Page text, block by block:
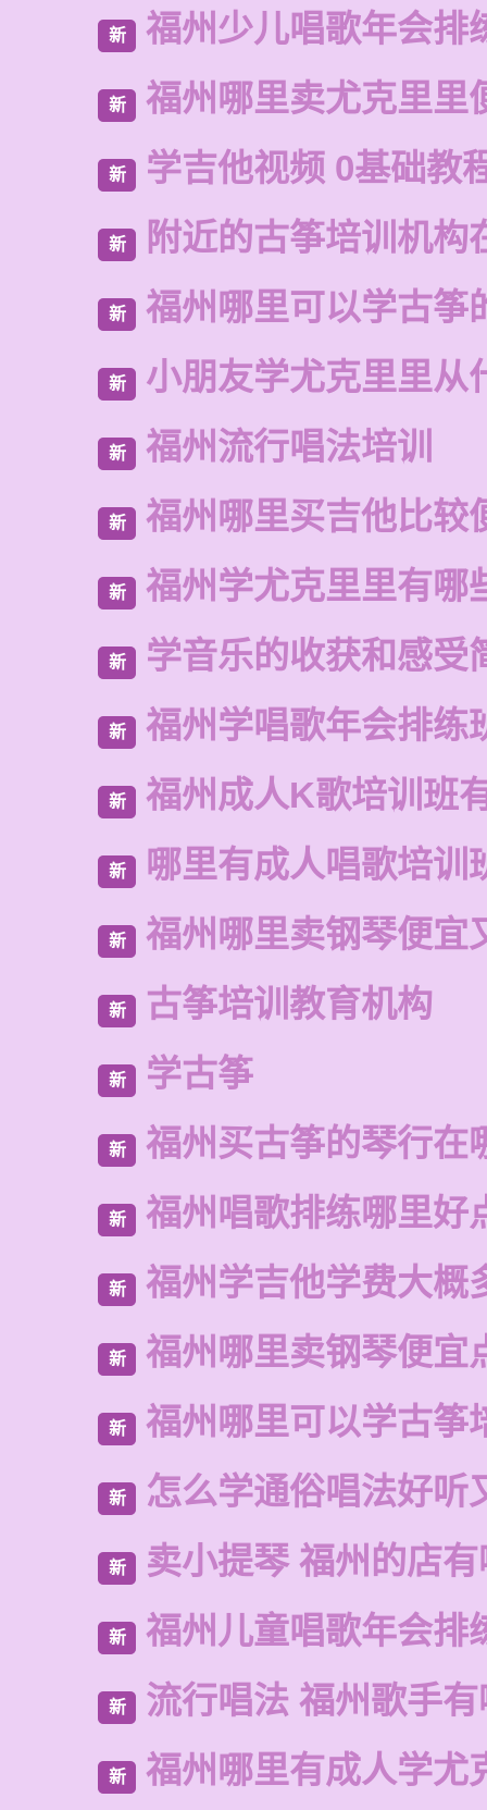
新 福州少儿唱歌年会排
新 福州哪里卖尤克里里
新 学吉他视频 0基础教
新 附近的古筝培训机构
新 福州哪里可以学古筝
新 小朋友学尤克里里从
新 福州流行唱法培训
新 福州哪里买吉他比较
新 福州学尤克里里有哪
新 学音乐的收获和感受
新 福州学唱歌年会排练
新 福州成人K歌培训班
新 哪里有成人唱歌培训
新 福州哪里卖钢琴便宜
新 古筝培训教育机构
新 学古筝
新 福州买古筝的琴行在
新 福州唱歌排练哪里好
新 福州学吉他学费大概
新 福州哪里卖钢琴便宜
新 福州哪里可以学古筝
新 怎么学通俗唱法好听
新 卖小提琴 福州的店
新 福州儿童唱歌年会排
新 流行唱法 福州歌手
新 福州哪里有成人学尤